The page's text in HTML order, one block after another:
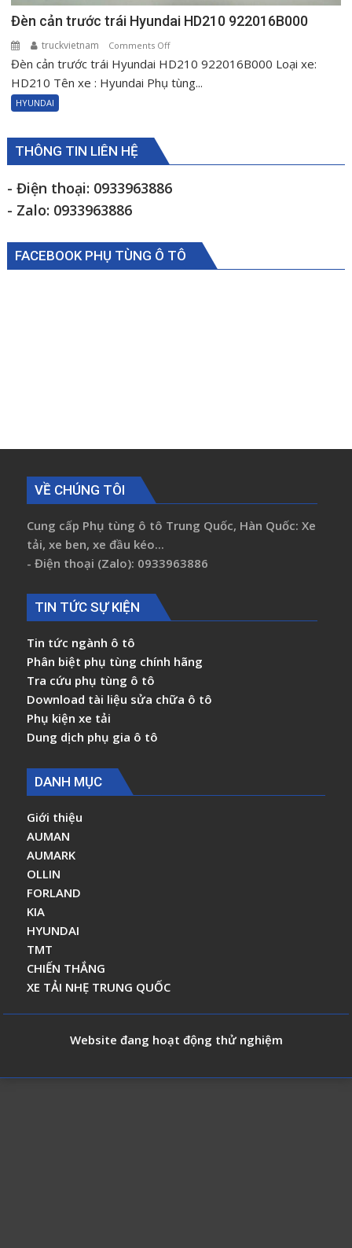
Đèn cản trước trái Hyundai HD210 922016B000
truckvietnam Comments Offon
Đèn
cản
922016B000
Đèn cản trước trái Hyundai HD210 922016B000 Loại xe:
HD210 Tên xe : Hyundai Phụ tùng...
HYUNDAI
THÔNG TIN LIÊN HỆ
- Điện thoại: 0933963886
- Zalo: 0933963886
FACEBOOK PHỤ TÙNG Ô TÔ
VỀ CHÚNG TÔI
Cung cấp Phụ tùng ô tô Trung Quốc, Hàn Quốc: Xe
tải, xe ben, xe đầu kéo...
- Điện thoại (Zalo): 0933963886
TIN TỨC SỰ KIỆN
Tin tức ngành ô tô
Phân biệt phụ tùng chính hãng
Tra cứu phụ tùng ô tô
Download tài liệu sửa chữa ô tô
Phụ kiện xe tải
Dung dịch phụ gia ô tô
DANH MỤC
Giới thiệu
AUMAN
AUMARK
OLLIN
FORLAND
KIA
HYUNDAI
TMT
CHIẾN THẮNG
XE TẢI NHẸ TRUNG QUỐC
Website đang hoạt động thử nghiệm